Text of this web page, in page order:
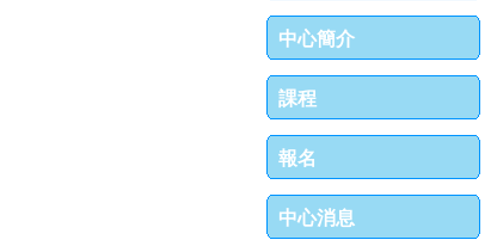
中心簡介
課程
報名
中心消息